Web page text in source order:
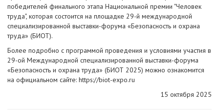
победителей финального этапа Национальной премии "Человек
труда", которая состоится на площадке 29-й международной
специализированной выставки-форума «Безопасность и охрана
труда» (БИОТ).
Более подробно с программой проведения и условиями участия в
29-ой Международной специализированной выставки-форума
«Безопасность и охрана труда» (БИОТ 2025) можно ознакомится
на официальном сайте: https://biot-expo.ru
15 октября 2025